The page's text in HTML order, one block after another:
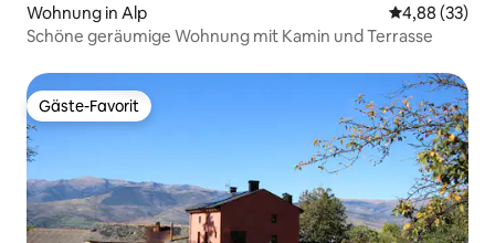
Wohnung in Alp
4,88 (33)
Schöne geräumige Wohnung mit Kamin und Terrasse
Gäste-Favorit
Gäste-Favorit